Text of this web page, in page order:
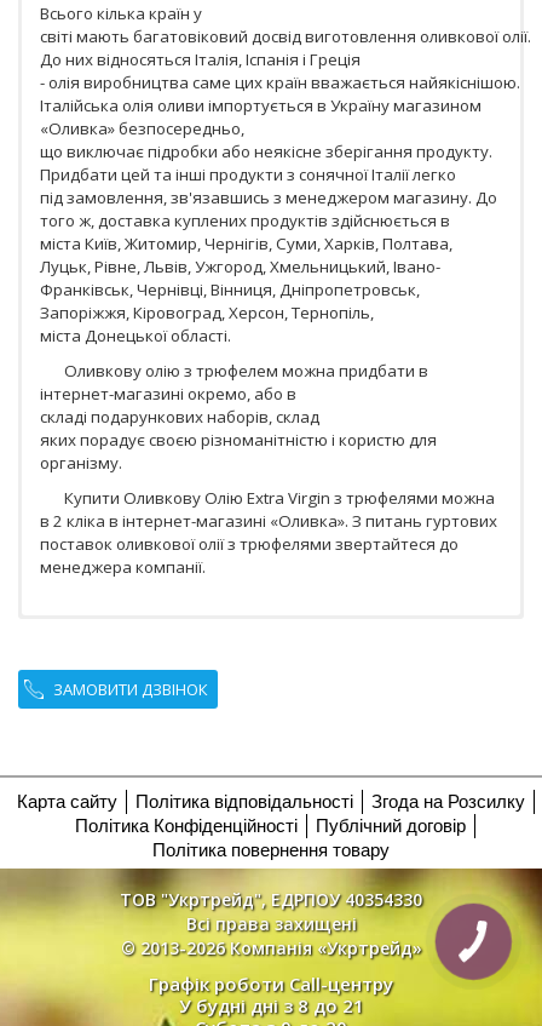
Всього кілька країн у
світі мають багатовіковий досвід виготовлення оливкової олії.
До них відносяться Італія, Іспанія і Греція
- олія виробництва саме цих країн вважається найякіснішою.
Італійська олія оливи імпортується в Україну магазином
«Оливка» безпосередньо,
що виключає підробки або неякісне зберігання продукту.
Придбати цей та інші продукти з сонячної Італії легко
під замовлення, зв'язавшись з менеджером магазину. До
того ж, доставка куплених продуктів здійснюється в
міста Київ, Житомир, Чернігів, Суми, Харків, Полтава,
Луцьк, Рівне, Львів, Ужгород, Хмельницький, Івано-
Франківськ, Чернівці, Вінниця, Дніпропетровськ,
Запоріжжя, Кіровоград, Херсон, Тернопіль,
міста Донецької області.
Оливкову олію з трюфелем можна придбати в
інтернет-магазині окремо, або в
складі подарункових наборів, склад
яких порадує своєю різноманітністю і користю для
організму.
Купити Оливкову Олію Extra Virgin з трюфелями можна
в 2 кліка в інтернет-магазині «Оливка». З питань гуртових
поставок оливкової олії з трюфелями звертайтеся до
менеджера компанії.
ЗАМОВИТИ ДЗВІНОК
Карта сайту Політика відповідальності
Згода на Розсилку
Політика Конфіденційності
Публічний договір
Політика повернення товару
ТОВ "Укртрейд", ЕДРПОУ 40354330
Всі права захищені
© 2013-2026 Компанія «Укртрейд»
Графік роботи Call-центру
У будні дні з 8 до 21